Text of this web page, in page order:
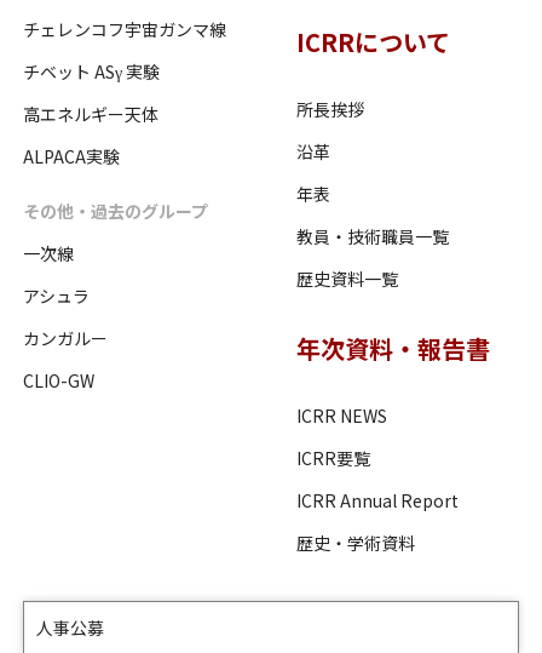
チェレンコフ宇宙ガンマ線
チベット ASγ 実験
高エネルギー天体
ALPACA実験
その他・過去のグループ
一次線
アシュラ
カンガルー
CLIO-GW
ICRRについて
所長挨拶
沿革
年表
教員・技術職員一覧
歴史資料一覧
年次資料・報告書
ICRR NEWS
ICRR要覧
ICRR Annual Report
歴史・学術資料
人事公募